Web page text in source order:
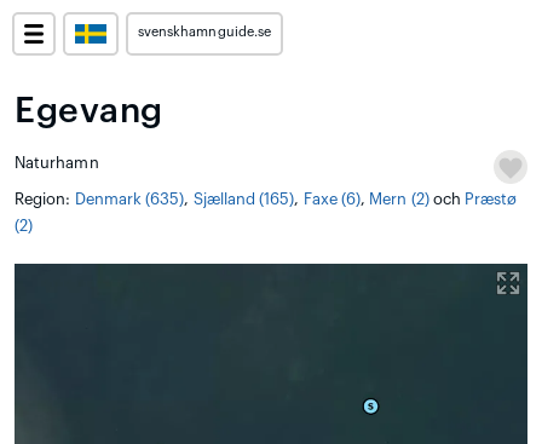
svenskhamnguide.se
Egevang
Naturhamn
Region: Denmark (635), Sjælland (165), Faxe (6), Mern (2)och Præstø
(2)